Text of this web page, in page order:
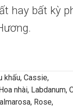
hay bất kỳ
khấu, Cassie,
nhài, Labdanum,
Rose,